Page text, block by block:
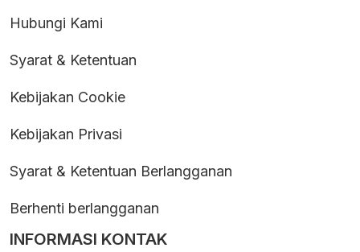
Hubungi Kami
Syarat & Ketentuan
Kebijakan Cookie
Kebijakan Privasi
Syarat & Ketentuan Berlangganan
Berhenti berlangganan
INFORMASI KONTAK